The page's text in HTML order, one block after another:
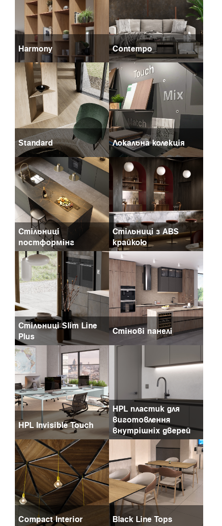
Harmony Contempo
Standard Локальна колекція
Стільниці
постформінг
Стільниці з ABS
крайкою
Стільниці Slim Line
Plus
Стінові панелі
HPL Invisible Touch
HPL пластик для
виготовлення
внутрішніх дверей
Compact Interior Black Line Tops